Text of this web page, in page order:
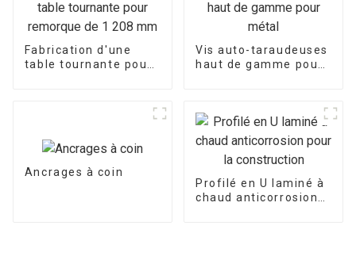
Fabrication d'une
table tournante pour
Vis auto-taraudeuses
haut de gamme pour
Ancrages à coin
Profilé en U laminé à
chaud anticorrosion